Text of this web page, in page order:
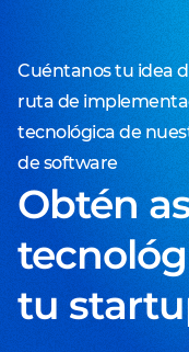
Cuéntanos tu idea
ruta de
tecnológica de
de software
Obtén
tu